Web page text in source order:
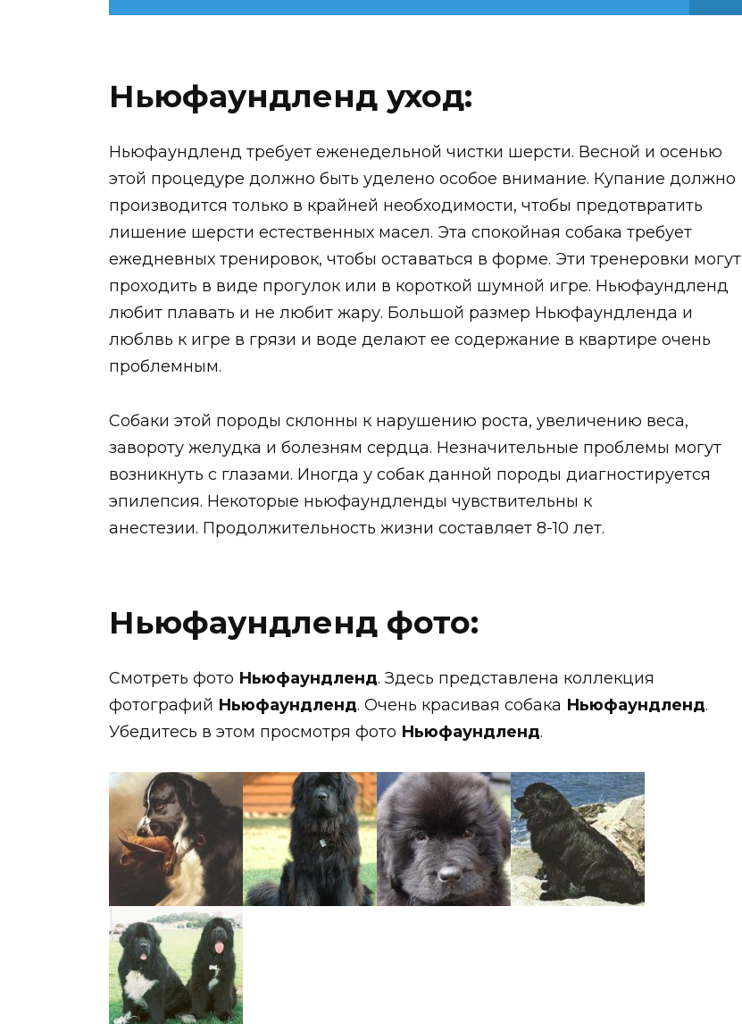
Ньюфаундленд уход:
Ньюфаундленд требует еженедельной чистки шерсти. Весной и осенью
этой процедуре должно быть уделено особое внимание. Купание должно
производится только в крайней необходимости, чтобы предотвратить
лишение шерсти естественных масел. Эта спокойная собака требует
ежедневных тренировок, чтобы оставаться в форме. Эти тренеровки могут
проходить в виде прогулок или в короткой шумной игре. Ньюфаундленд
любит плавать и не любит жару. Большой размер Ньюфаундленда и
люблвь к игре в грязи и воде делают ее содержание в квартире очень
проблемным.
Собаки этой породы склонны к нарушению роста, увеличению веса,
завороту желудка и болезням сердца. Незначительные проблемы могут
возникнуть с глазами. Иногда у собак данной породы диагностируется
эпилепсия. Некоторые ньюфаундленды чувствительны к
анестезии. Продолжительность жизни составляет 8-10 лет.
Ньюфаундленд фото:
Смотреть фото Ньюфаундленд. Здесь представлена коллекция
фотографий Ньюфаундленд. Очень красивая собака Ньюфаундленд.
Убедитесь в этом просмотря фото Ньюфаундленд.